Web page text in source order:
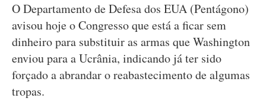
O Departamento de Defesa dos EUA (Pentágono)
avisou hoje o Congresso que está a ficar sem
dinheiro para substituir as armas que Washington
enviou para a Ucrânia, indicando já ter sido
forçado a abrandar o reabastecimento de algumas
tropas.